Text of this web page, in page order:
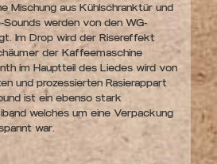
Mischung aus Kühlschranktür und
Sounds werden von den WG-
Im Drop wird der Risereffekt
der Kaffeemaschine
im Hauptteil des Liedes wird von
und prozessierten Rasierappart
ist ein ebenso stark
welches um eine Verpackung
war.